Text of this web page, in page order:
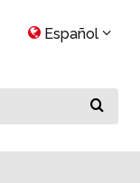
Español